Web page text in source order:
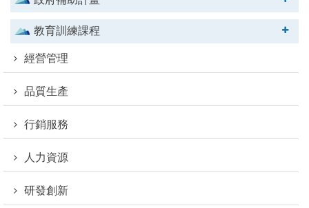
教育訓練課程
經營管理
品質生產
行銷服務
人力資源
研發創新